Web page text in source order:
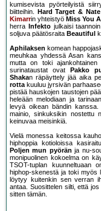
kumisevista pyörteilyistä
biitteihin.
Hard Target &
Kimarrin yhteistyö Miss You
herra
Infektojulkaisi
soljuva päätösraita Beautiful
Aphilaksen komean
meuhkaa yhdessä Asan
mutta on toki
surinataustat ovat
Pakko
Shakan räpäyttely jää aika
rottakuuluu jyrsivän
pistää hauskojen taustojen
heleään melodiaan ja
levyä oikean bändin kanssa.
mainio, sinkuksikin nostettu
keinuvaa meisinkiä.
Vielä monessa keitossa
hiphoppia kotioloissa
Poljen mun pyörän ja nu-
monipuolinen kokoelma on
TSOT-tuplan kuunneltuaan
hiphop-skenestä ja toki myös
löytyy kuitenkin sen verran
antaa. Suosittelen silti, että
sitten tämän.